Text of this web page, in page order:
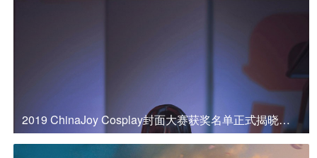
2019 ChinaJoy Cosplay封面大赛获奖名单正式揭晓第二弹